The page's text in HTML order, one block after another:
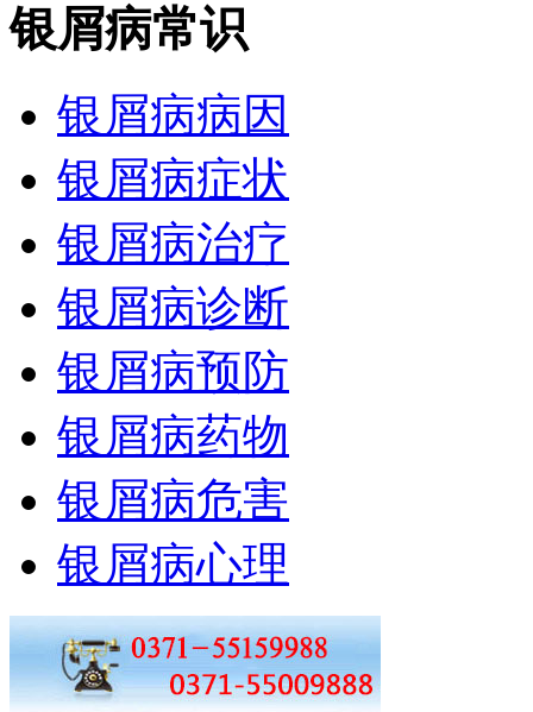
银屑病常识
银屑病病因
银屑病症状
银屑病治疗
银屑病诊断
银屑病预防
银屑病药物
银屑病危害
银屑病心理